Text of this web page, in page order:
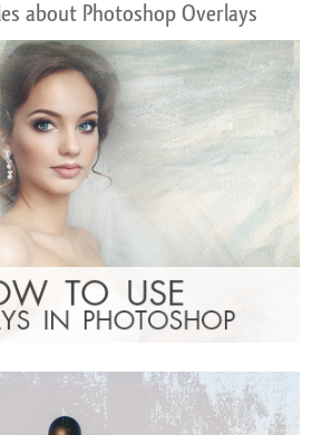
about Photoshop Overlays